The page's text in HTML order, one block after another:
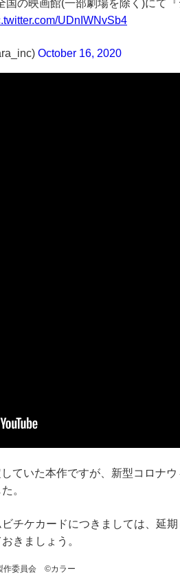
国の映画館(一部劇場を除く)にて
UDnIWNvSb4
October 16, 2020
ていた本作ですが、新型コロナ
。
チケカードにつきましては、延
きましょう。
作委員会 ©カラー